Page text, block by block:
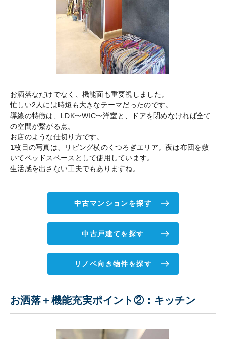
お洒落なだけでなく、機能面も重要視しました。
忙しい2人には時短も大きなテーマだったのです。
導線の特徴は、LDK〜WIC〜洋室と、ドアを閉めなければ全て
の空間が繋がる点。
お店のような仕切り方です。
1枚目の写真は、リビング横のくつろぎエリア。夜は布団を敷
いてベッドスペースとして使用しています。
生活感を出さない工夫でもありますね。
中古マンションを探す
中古戸建てを探す
リノベ向き物件を探す
お洒落＋機能充実ポイント②：キッチン